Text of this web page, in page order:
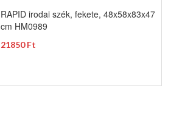
RAPID irodai szék, fekete, 48x58x83x47
cm HM0989
21850 Ft